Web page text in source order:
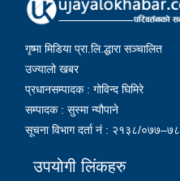
गृष्मा मिडिया प्रा.लि.द्धारा सञ्चालित
उज्यालो खबर
प्रधानसम्पादक : गोविन्द घिमिरे
सम्पादक : सुस्मा न्यौपाने
सूचना विभाग दर्ता नं : २१३८/०७७–७८
उपयोगी लिंकहरु